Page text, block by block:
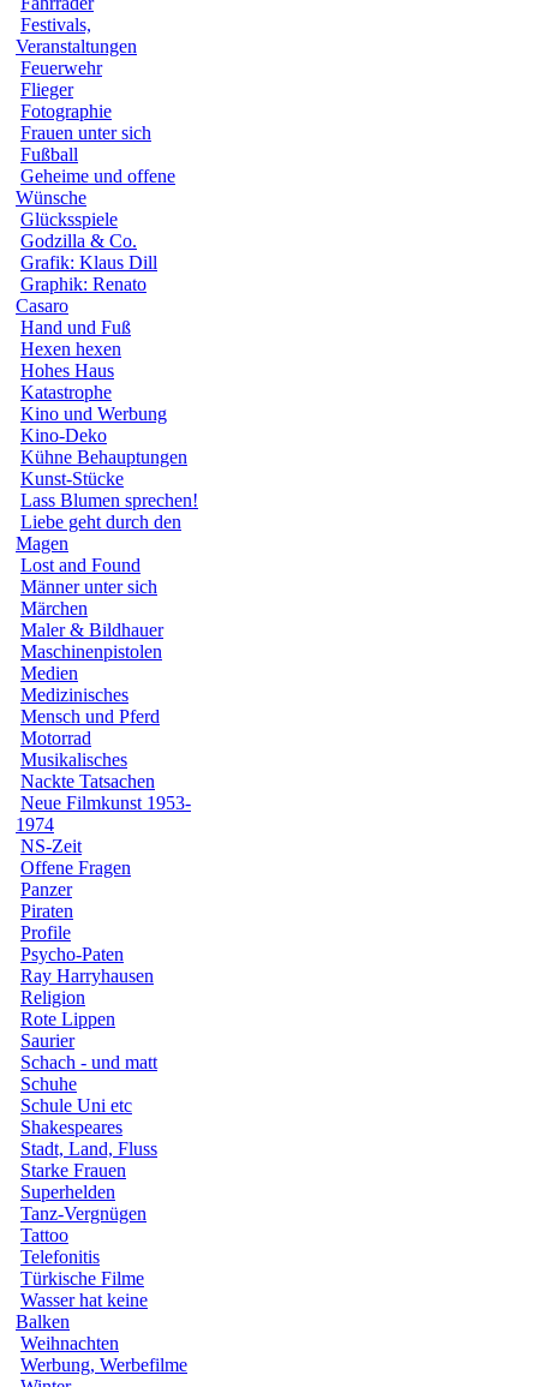
Festivals,
Veranstaltungen
Feuerwehr
Flieger
Fotographie
Frauen unter sich
Fußball
Geheime und offene
Wünsche
Glücksspiele
Godzilla & Co.
Grafik: Klaus Dill
Graphik: Renato
Casaro
Hand und Fuß
Hexen hexen
Hohes Haus
Katastrophe
Kino und Werbung
Kino-Deko
Kühne Behauptungen
Kunst-Stücke
Lass Blumen sprechen!
Liebe geht durch den
Magen
Lost and Found
Männer unter sich
Märchen
Maler & Bildhauer
Maschinenpistolen
Medien
Medizinisches
Mensch und Pferd
Motorrad
Musikalisches
Nackte Tatsachen
Neue Filmkunst 1953-
1974
NS-Zeit
Offene Fragen
Panzer
Piraten
Profile
Psycho-Paten
Ray Harryhausen
Religion
Rote Lippen
Saurier
Schach - und matt
Schuhe
Schule Uni etc
Shakespeares
Stadt, Land, Fluss
Starke Frauen
Superhelden
Tanz-Vergnügen
Tattoo
Telefonitis
Türkische Filme
Wasser hat keine
Balken
Weihnachten
Werbung, Werbefilme